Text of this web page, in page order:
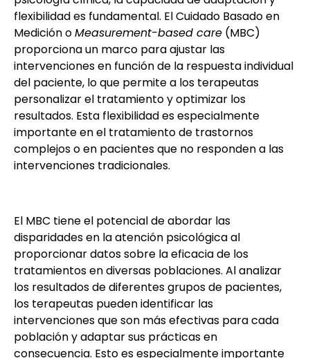
flexibilidad es fundamental. El Cuidado Basado en
Medición oMeasurement-based care (MBC)
proporciona un marco para ajustar las
intervenciones en función de la respuesta individual
del paciente, lo que permite a los terapeutas
personalizar el tratamiento y optimizar los
resultados. Esta flexibilidad es especialmente
importante en el tratamiento de trastornos
complejos o en pacientes que no responden a las
intervenciones tradicionales.
El MBC tiene el potencial de abordar las
disparidades en la atención psicológica al
proporcionar datos sobre la eficacia de los
tratamientos en diversas poblaciones. Al analizar
los resultados de diferentes grupos de pacientes,
los terapeutas pueden identificar las
intervenciones que son más efectivas para cada
población y adaptar sus prácticas en
consecuencia. Esto es especialmente importante